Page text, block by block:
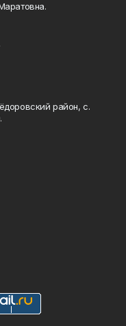
район, с.